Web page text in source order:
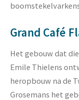
Grand Café
Het gebouw dat
Emile Thielens
heropbouw na de
Grosemans het